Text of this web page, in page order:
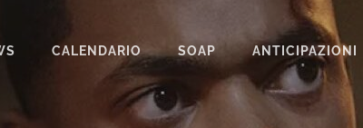
CALENDARIO SOAP
BEAUTIFUL
ANTICIPAZIONI